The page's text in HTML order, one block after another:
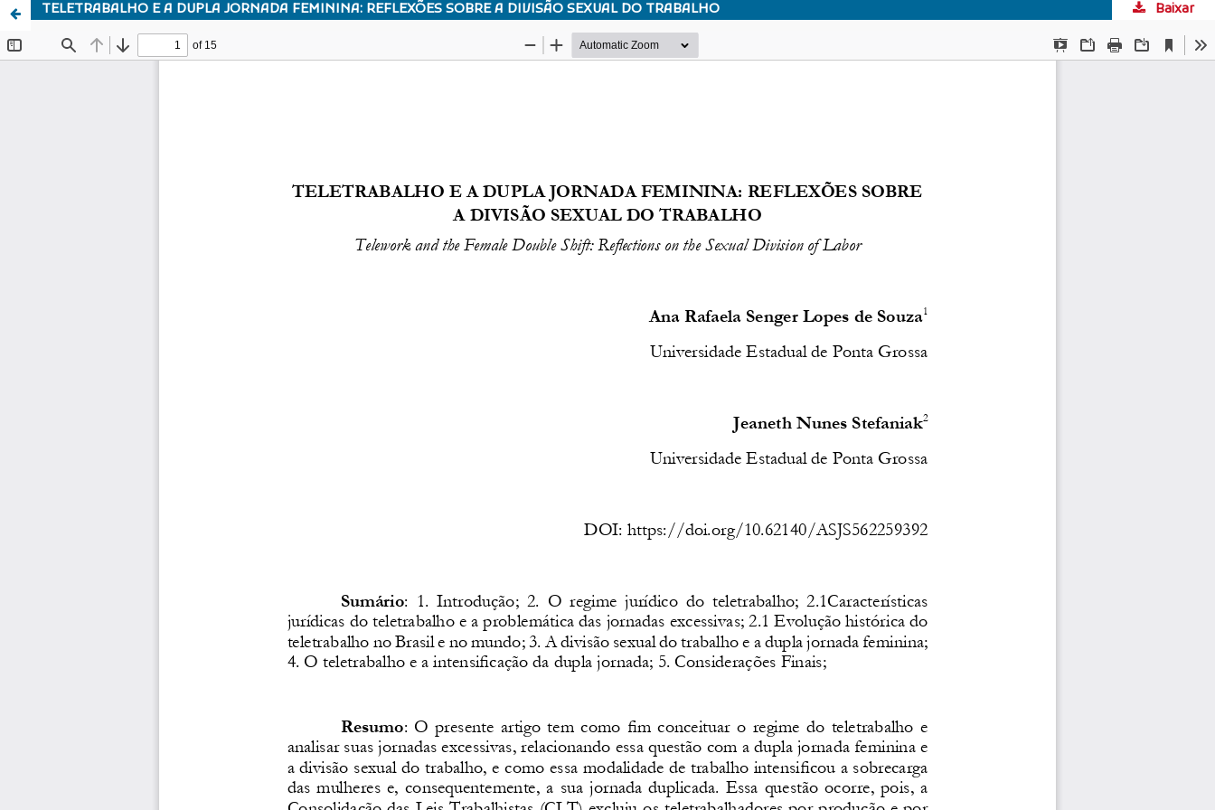
TELETRABALHO E A DUPLA JORNADA FEMININA: REFLEXÕES SOBRE A DIVISÃO SEXUAL DO TRABALHO Baixar